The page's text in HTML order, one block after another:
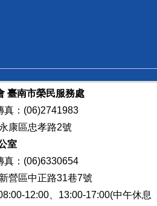
臺南市榮民服務處
真：(06)2741983
康區忠孝路2號
室
真：(06)6330654
營區中正路31巷7號
12:00、13:00-17:00(中午休息